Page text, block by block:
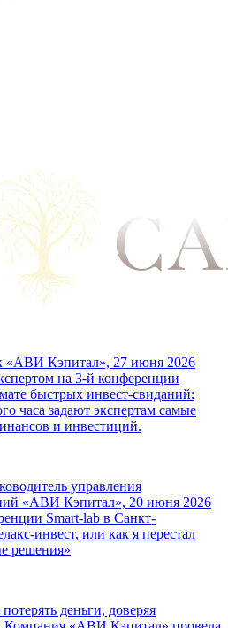
«АВИ Кэпитал», 27 июня 2026
на 3-й конференции
быстрых инвест-свиданий:
часа задают экспертам самые
и инвестиций.
управления
«АВИ Кэпитал», 20 июня 2026
Smart-lab в Санкт-
инвест, или как я перестал
решения»
деньги, доверяя